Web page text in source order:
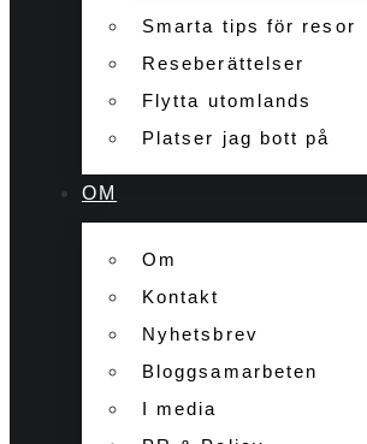
Smarta tips för resor
Reseberättelser
Flytta utomlands
Platser jag bott på
OM
Om
Kontakt
Nyhetsbrev
Bloggsamarbeten
I media